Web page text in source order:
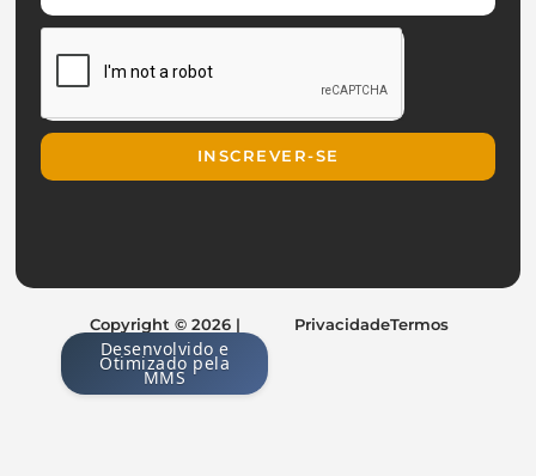
INSCREVER-SE
Copyright © 2026 |
Desenvolvido e
Otimizado pela
MMS
PrivacidadeTermos